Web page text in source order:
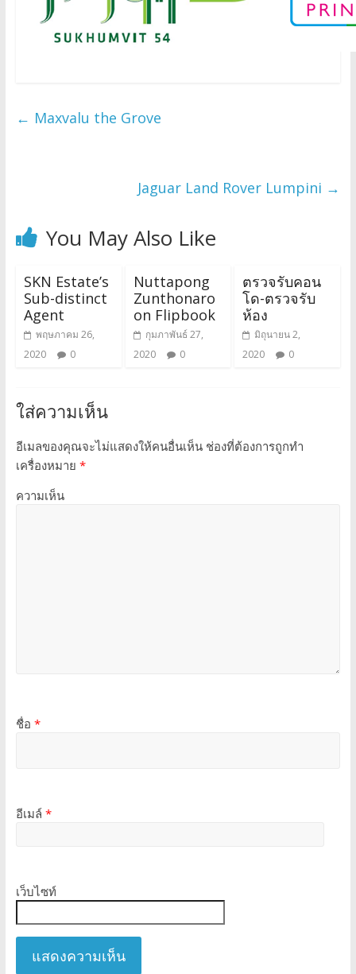
← Maxvalu the Grove
Jaguar Land Rover Lumpini →
You May Also Like
SKN Estate’s
Sub-distinct
Agent
พฤษภาคม 26,
2020
0
Nuttapong
Zunthonaro
on Flipbook
กุมภาพันธ์ 27,
2020
0
ตรวจรับคอน
โด-ตรวจรับ
ห้อง
มิถุนายน 2,
2020
0
ใส่ความเห็น
อีเมลของคุณจะไม่แสดงให้คนอื่นเห็นช่องที่ต้องการถูกทำ
เครื่องหมาย *
ความเห็น
ชื่อ *
อีเมล์ *
เว็บไซท์